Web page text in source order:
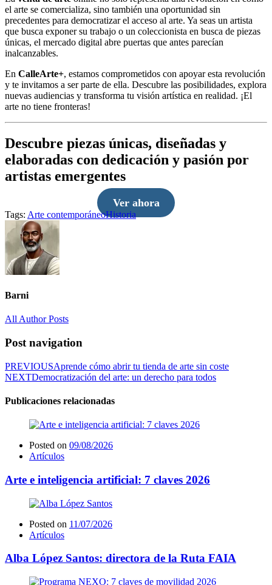
el arte se comercializa, sino también una oportunidad sin
precedentes para democratizar el acceso al arte. Ya seas un artista
que busca exponer su trabajo o un coleccionista en busca de piezas
únicas, el mercado digital abre puertas que antes parecían
inalcanzables.
En CalleArte+, estamos comprometidos con apoyar esta revolución
y te invitamos a ser parte de ella. Descubre las posibilidades, explora
nuevas audiencias y transforma tu visión artística en realidad. ¡El
arte no tiene fronteras!
Descubre piezas únicas, diseñadas y
elaboradas con dedicación y pasión por
artistas emergentes
Ver ahora
Tags: Arte contemporáneoHistoria
Barni
All Author Posts
Post navigation
PREVIOUSAprende cómo abrir tu tienda de arte sin coste
NEXTDemocratización del arte: un derecho para todos
Publicaciones relacionadas
Posted on 09/08/2026
Artículos
Arte e inteligencia artificial: 7 claves 2026
Posted on 11/07/2026
Artículos
Alba López Santos: directora de la Ruta FAIA